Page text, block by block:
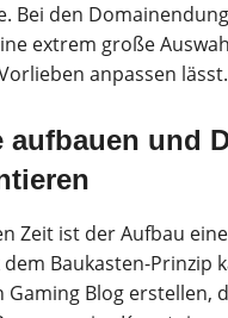
Bei den
extrem große
anpassen lässt.
aufbauen und
Zeit ist der Aufbau
Baukasten-Prinzip
Gaming Blog erstellen,